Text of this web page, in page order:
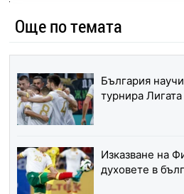
Още по темата
България
турнира
Изказване на
духовете в